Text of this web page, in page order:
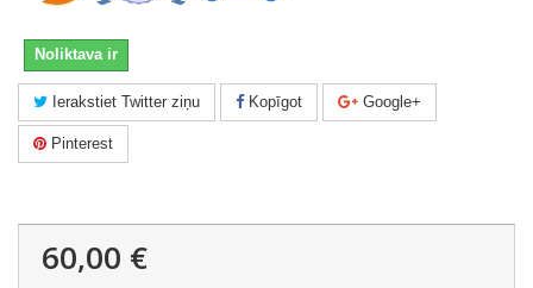
Noliktava ir
Ierakstiet Twitter ziņu Kopīgot Google+
Pinterest
60,00 €